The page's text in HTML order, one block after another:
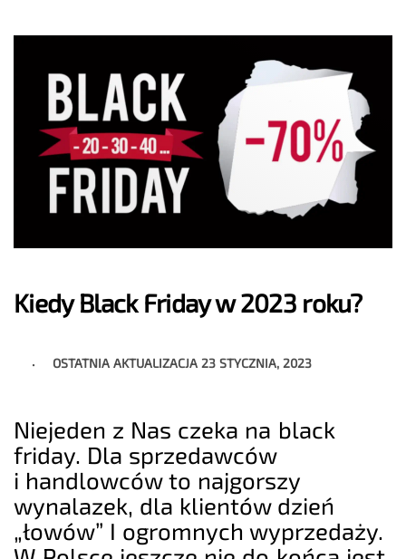
Kiedy Black Friday w 2023 roku?
OSTATNIA AKTUALIZACJA 23 STYCZNIA, 2023
Niejeden z Nas czeka na black
friday. Dla sprzedawców
i handlowców to najgorszy
wynalazek, dla klientów dzień
„łowów” I ogromnych wyprzedaży.